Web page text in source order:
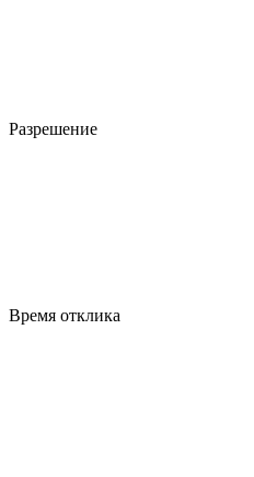
Разрешение
Время отклика